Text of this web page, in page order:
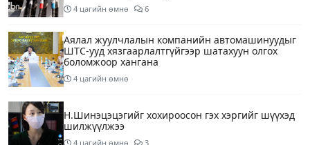
4 цагийн өмнө 6
Аялал жуулчлалын компанийн автомашинуудыг
ШТС-ууд хязгаарлалтгүйгээр шатахуун олгох
боломжоор хангана
4 цагийн өмнө
Н.Шинэцэцэгийг хохироосон гэх хэргийг шүүхэд
шилжүүлжээ
4 цагийн өмнө 3